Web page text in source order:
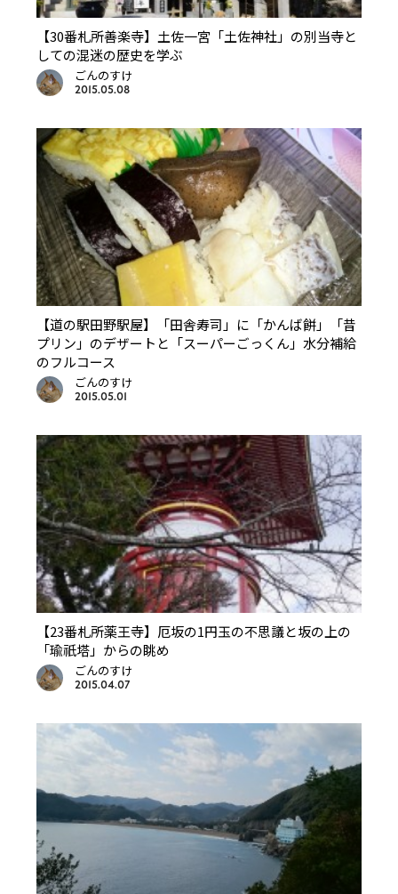
【30番札所善楽寺】土佐一宮「土佐神社」の別当寺と
しての混迷の歴史を学ぶ
ごんのすけ
2015.05.08
【道の駅田野駅屋】「田舎寿司」に「かんば餅」「昔
プリン」のデザートと「スーパーごっくん」水分補給
のフルコース
ごんのすけ
2015.05.01
【23番札所薬王寺】厄坂の1円玉の不思議と坂の上の
「瑜祇塔」からの眺め
ごんのすけ
2015.04.07